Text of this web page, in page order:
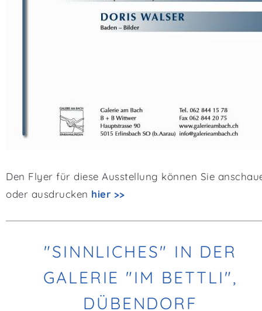
Den Flyer für diese Ausstellung können Sie
oder ausdrucken hier >>
"SINNLICHES" IN DER
GALERIE "IM BETTLI",
DÜBENDORF